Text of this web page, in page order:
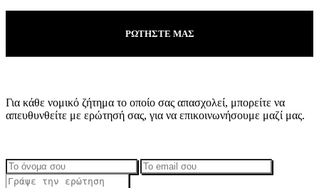
ΡΩΤΗΣΤΕ ΜΑΣ
Για κάθε νομικό ζήτημα το οποίο σας απασχολεί, μπορείτε να
απευθυνθείτε με ερώτησή σας, για να επικοινωνήσουμε μαζί μας.